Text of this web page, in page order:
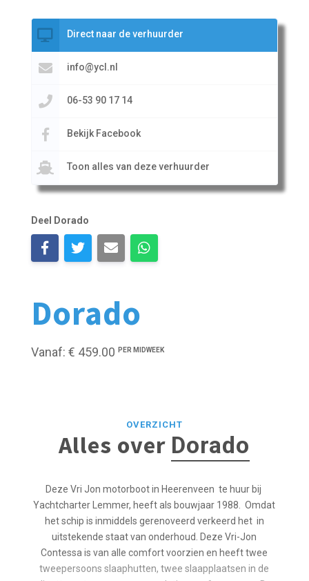
Dorado
Vanaf: € 459.00 PER MIDWEEK
Direct naar de verhuurder
info@ycl.nl
06-53 90 17 14
Bekijk Facebook
Toon alles van deze verhuurder
Deel Dorado
OVERZICHT
Alles over Dorado
Deze Vri Jon motorboot in Heerenveen te huur bij
Yachtcharter Lemmer, heeft als bouwjaar 1988. Omdat
het schip is inmiddels gerenoveerd verkeerd het in
uitstekende staat van onderhoud. Deze Vri-Jon
Contessa is van alle comfort voorzien en heeft twee
tweepersoons slaaphutten, twee slaapplaatsen in de